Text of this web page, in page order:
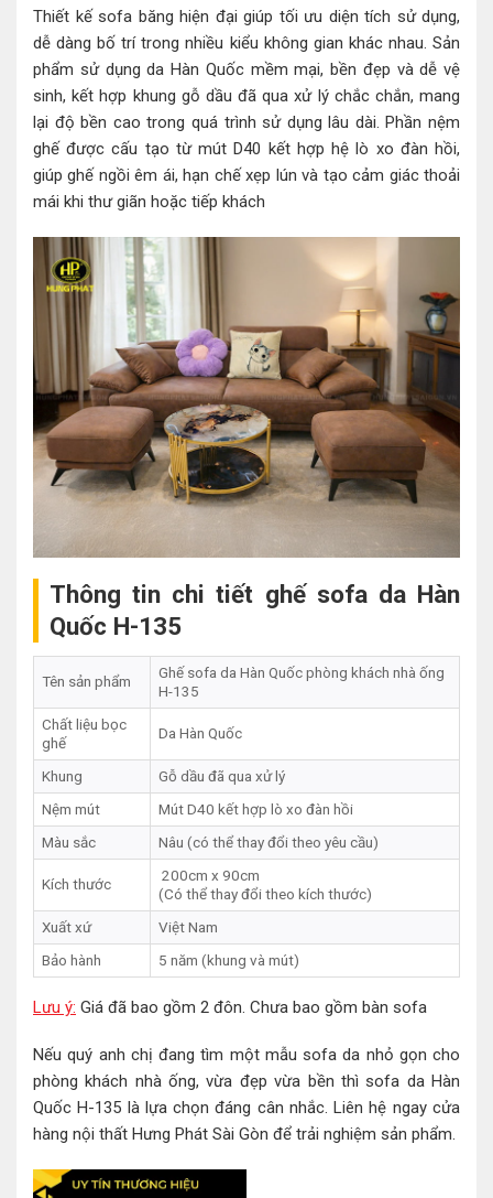
Thiết kế sofa băng hiện đại giúp tối ưu diện tích sử dụng,
dễ dàng bố trí trong nhiều kiểu không gian khác nhau. Sản
phẩm sử dụng da Hàn Quốc mềm mại, bền đẹp và dễ vệ
sinh, kết hợp khung gỗ dầu đã qua xử lý chắc chắn, mang
lại độ bền cao trong quá trình sử dụng lâu dài. Phần nệm
ghế được cấu tạo từ mút D40 kết hợp hệ lò xo đàn hồi,
giúp ghế ngồi êm ái, hạn chế xẹp lún và tạo cảm giác thoải
mái khi thư giãn hoặc tiếp khách
Thông tin chi tiết ghế sofa da Hàn
Quốc H-135
Tên sản phẩm
Ghế sofa da Hàn Quốc phòng khách nhà ống
H-135
Chất liệu bọc
ghế
Da Hàn Quốc
Khung
Gỗ dầu đã qua xử lý
Nệm mút
Mút D40 kết hợp lò xo đàn hồi
Màu sắc
Nâu (có thể thay đổi theo yêu cầu)
Kích thước
200cm x 90cm
(Có thể thay đổi theo kích thước)
Xuất xứ
Việt Nam
Bảo hành
5 năm (khung và mút)
Lưu ý: Giá đã bao gồm 2 đôn. Chưa bao gồm bàn sofa
Nếu quý anh chị đang tìm một mẫu sofa da nhỏ gọn cho
phòng khách nhà ống, vừa đẹp vừa bền thì sofa da Hàn
Quốc H-135 là lựa chọn đáng cân nhắc. Liên hệ ngay cửa
hàng nội thất Hưng Phát Sài Gòn để trải nghiệm sản phẩm.